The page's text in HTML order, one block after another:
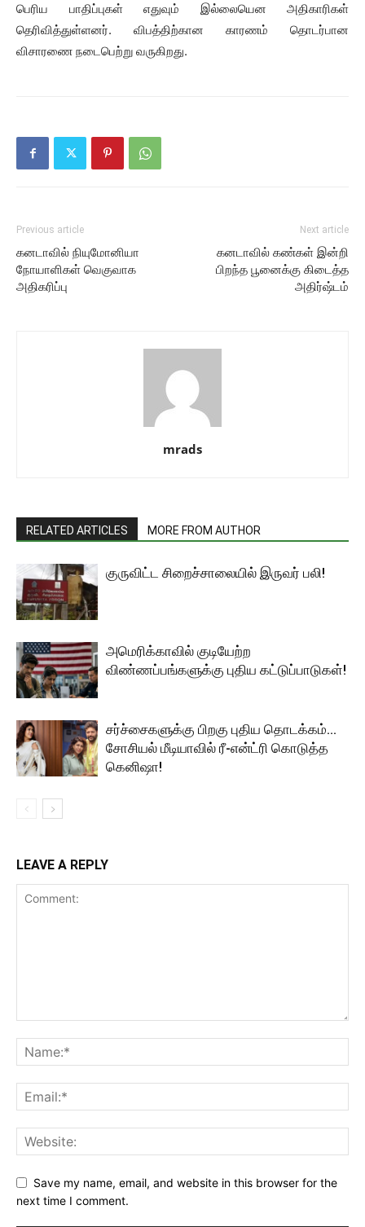
பெரிய பாதிப்புகள் எதுவும் இல்லையென அதிகாரிகள்
தெரிவித்துள்ளனர். விபத்திற்கான காரணம் தொடர்பான
விசாரணை நடைபெற்று வருகிறது.
Previous article
கனடாவில் நியுமோனியா
நோயாளிகள் வெகுவாக
அதிகரிப்பு
Next article
கனடாவில் கண்கள் இன்றி
பிறந்த பூனைக்கு கிடைத்த
அதிர்ஷ்டம்
mrads
RELATED ARTICLES MORE FROM AUTHOR
குருவிட்ட சிறைச்சாலையில் இருவர் பலி!
அமெரிக்காவில் குடியேற்ற
விண்ணப்பங்களுக்கு புதிய கட்டுப்பாடுகள்!
சர்ச்சைகளுக்கு பிறகு புதிய தொடக்கம்…
சோசியல் மீடியாவில் ரீ-என்ட்ரி கொடுத்த
கெனிஷா!
LEAVE A REPLY
Save my name, email, and website in this browser for the
next time I comment.